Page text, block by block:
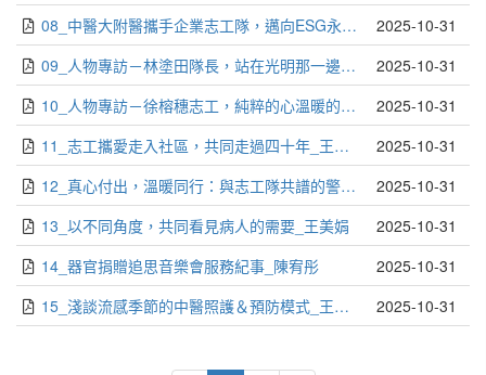
08_中醫大附醫攜手企業志工隊，邁向ESG永續發展目標_陳佳妤．蔡教仁
2025-10-31
09_人物專訪－林塗田隊長，站在光明那一邊_梁淑娟
2025-10-31
10_人物專訪－徐榕穗志工，純粹的心溫暖的情_梁淑娟
2025-10-31
11_志工攜愛走入社區，共同走過四十年_王美娟
2025-10-31
12_真心付出，溫暖同行：與志工隊共譜的警民合作樂章_鍾易玲
2025-10-31
13_以不同角度，共同看見病人的需要_王美娟
2025-10-31
14_器官捐贈追思音樂會服務紀事_陳宥彤
2025-10-31
15_淺談流感季節的中醫照護＆預防模式_王詩涵
2025-10-31